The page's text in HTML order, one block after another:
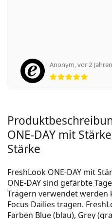
Anonym,vor 2 Jahren
ONE-DAY mit
Stärke
FreshLook ONE-DAY mit
ONE-DAY sind gefärbte
Trägern verwendet
Focus Dailies tragen.
Farben Blue (blau), Grey